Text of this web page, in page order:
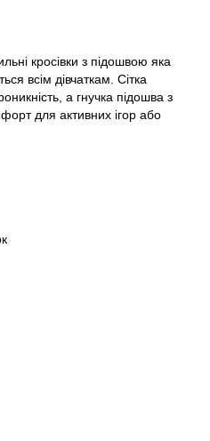
кросівки з підошвою яка
всім дівчаткам. Сітка
а гнучка підошва з
для активних ігор або